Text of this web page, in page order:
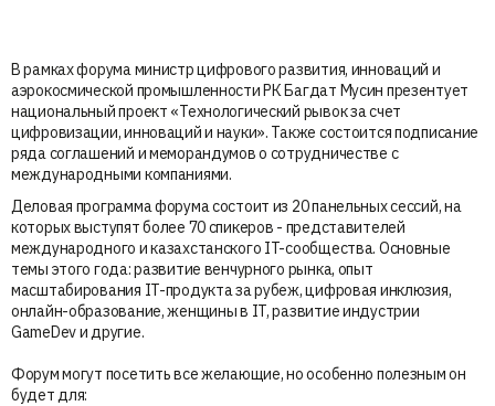
В рамках форума министр цифрового развития, инноваций и
аэрокосмической промышленности РК Багдат Мусин презентует
национальный проект «Технологический рывок за счет
цифровизации, инноваций и науки». Также состоится подписание
ряда соглашений и меморандумов о сотрудничестве с
международными компаниями.
Деловая программа форума состоит из 20 панельных сессий, на
которых выступят более 70 спикеров - представителей
международного и казахстанского IT-сообщества. Основные
темы этого года: развитие венчурного рынка, опыт
масштабирования IT-продукта за рубеж, цифровая инклюзия,
онлайн-образование, женщины в IT, развитие индустрии
GameDev и другие.
Форум могут посетить все желающие, но особенно полезным он
будет для: